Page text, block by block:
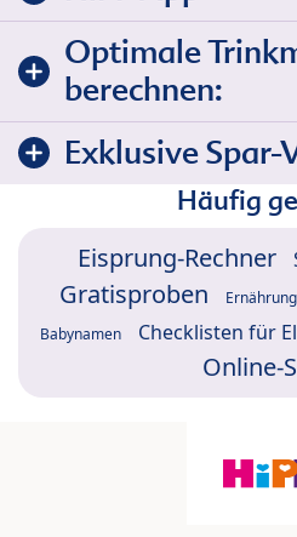
Optimale
berechnen:
Exklusive Spar-
Häufig
Eisprung-Rechner
Gratisproben
Babynamen Checklisten für
Online-